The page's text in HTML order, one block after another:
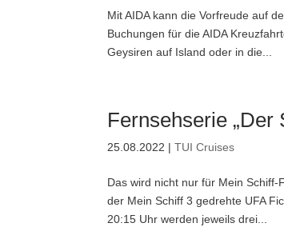
Mit AIDA kann die Vorfreude auf
Buchungen für die AIDA
Geysiren auf Island oder in die...
Fernsehserie „Der
25.08.2022 |TUI Cruises
Das wird nicht nur für Mein
der Mein Schiff 3 gedrehte UFA
20:15 Uhr werden jeweils drei...